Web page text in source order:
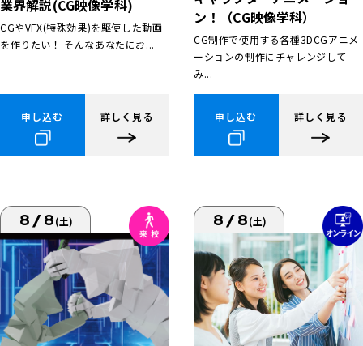
業界解説(CG映像学科)
CGやVFX(特殊効果)を駆使した動画
を作りたい！ そんなあなたにお...
申し込む 詳しく見る
ン！（CG映像学科）
CG制作で使用する各種3DCGアニメ
ーションの制作にチャレンジして
み...
申し込む 詳しく見る
8/8(土) 8/8(土)